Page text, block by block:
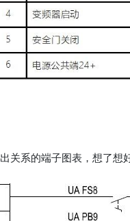
关系的端子图表，想了想